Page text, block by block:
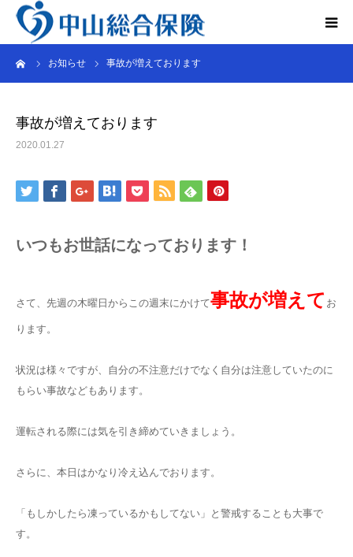
お知らせ 事故が増えております
事故が増えております
2020.01.27
いつもお世話になっております！
さて、先週の木曜日からこの週末にかけて事故が増えて お
ります。
状況は様々ですが、自分の不注意だけでなく自分は注意していたのに
もらい事故などもあります。
運転される際には気を引き締めていきましょう。
さらに、本日はかなり冷え込んでおります。
「もしかしたら凍っているかもしてない」と警戒することも大事で
す。
法人のお客さま
会社概要
インタビュー